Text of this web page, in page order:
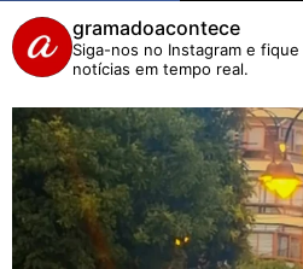
gramadoacontece
Siga-nos no Instagram e
notícias em tempo real.